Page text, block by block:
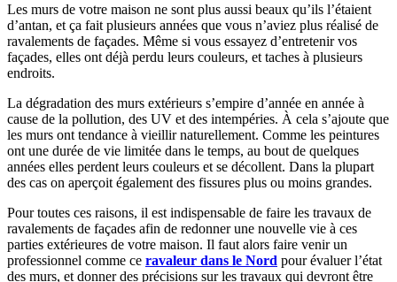
Les murs de votre maison ne sont plus aussi beaux qu’ils l’étaient
d’antan, et ça fait plusieurs années que vous n’aviez plus réalisé de
ravalements de façades. Même si vous essayez d’entretenir vos
façades, elles ont déjà perdu leurs couleurs, et taches à plusieurs
endroits.
La dégradation des murs extérieurs s’empire d’année en année à
cause de la pollution, des UV et des intempéries. À cela s’ajoute que
les murs ont tendance à vieillir naturellement. Comme les peintures
ont une durée de vie limitée dans le temps, au bout de quelques
années elles perdent leurs couleurs et se décollent. Dans la plupart
des cas on aperçoit également des fissures plus ou moins grandes.
Pour toutes ces raisons, il est indispensable de faire les travaux de
ravalements de façades afin de redonner une nouvelle vie à ces
parties extérieures de votre maison. Il faut alors faire venir un
professionnel comme ce ravaleur dans le Nord pour évaluer l’état
des murs, et donner des précisions sur les travaux qui devront être